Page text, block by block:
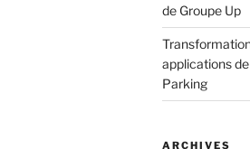
de Groupe Up
applications
Parking
ARCHIVES